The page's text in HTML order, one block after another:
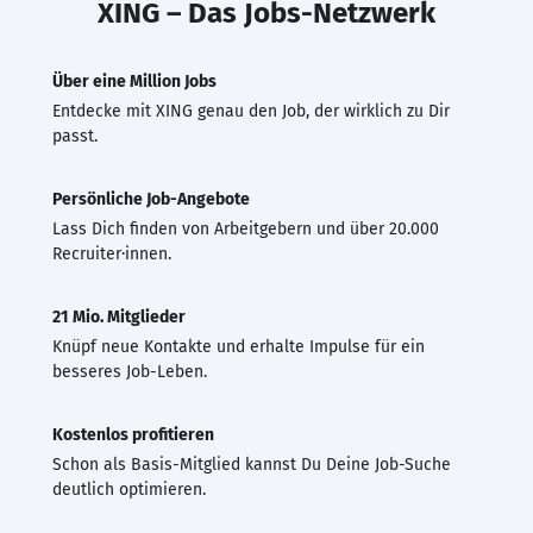
XING – Das Jobs-Netzwerk
Über eine Million Jobs
Entdecke mit XING genau den Job, der wirklich zu Dir
passt.
Persönliche Job-Angebote
Lass Dich finden von Arbeitgebern und über 20.000
Recruiter·innen.
21 Mio. Mitglieder
Knüpf neue Kontakte und erhalte Impulse für ein
besseres Job-Leben.
Kostenlos profitieren
Schon als Basis-Mitglied kannst Du Deine Job-Suche
deutlich optimieren.